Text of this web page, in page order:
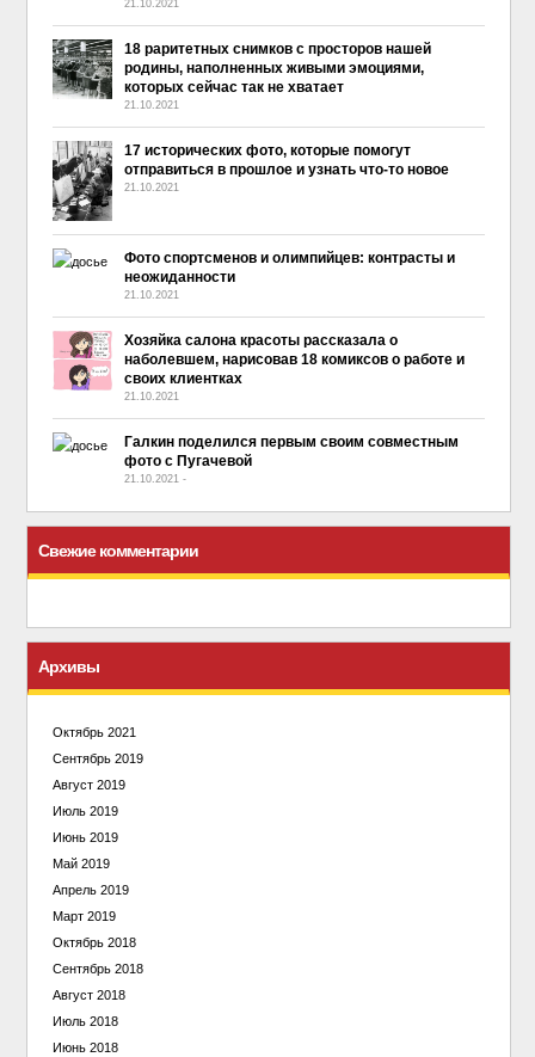
21.10.2021
18 раритетных снимков с просторов нашей
родины, наполненных живыми эмоциями,
которых сейчас так не хватает
21.10.2021
17 исторических фото, которые помогут
отправиться в прошлое и узнать что-то новое
21.10.2021
Фото спортсменов и олимпийцев: контрасты и
неожиданности
21.10.2021
Хозяйка салона красоты рассказала о
наболевшем, нарисовав 18 комиксов о работе и
своих клиентках
21.10.2021
Галкин поделился первым своим совместным
фото с Пугачевой
21.10.2021 -
Свежие комментарии
Архивы
Октябрь 2021
Сентябрь 2019
Август 2019
Июль 2019
Июнь 2019
Май 2019
Апрель 2019
Март 2019
Октябрь 2018
Сентябрь 2018
Август 2018
Июль 2018
Июнь 2018